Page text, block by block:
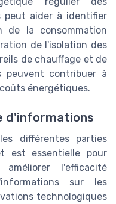
peut aider à identifier
de la consommation
de l'isolation des
de chauffage et de
peuvent contribuer à
énergétiques.
d'informations
différentes parties
est essentielle pour
l'efficacité
sur les
technologiques